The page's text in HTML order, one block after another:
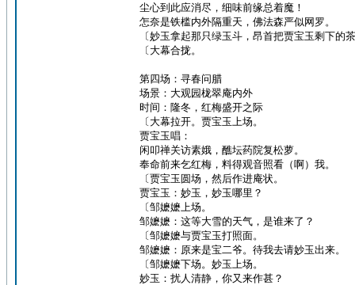
尘心到此应消尽，细味前缘总着魔！
怎奈是铁槛内外隔重天，佛法森严似网罗。
〔妙玉拿起那只绿玉斗，昂首把贾宝玉剩下的
〔大幕合拢。
第四场：寻春问腊
场景：大观园栊翠庵内外
时间：隆冬，红梅盛开之际
〔大幕拉开。贾宝玉上场。
贾宝玉唱：
闲叩禅关访素娥，醮坛药院复松萝。
奉命前来乞红梅，料得观音照看（啊）我。
〔贾宝玉圆场，然后作进庵状。
贾宝玉：妙玉，妙玉哪里？
〔邹嬷嬷上场。
邹嬷嬷：这等大雪的天气，是谁来了？
〔邹嬷嬷与贾宝玉打照面。
邹嬷嬷：原来是宝二爷。待我去请妙玉出来。
〔邹嬷嬷下场。妙玉上场。
妙玉：扰人清静，你又来作甚？